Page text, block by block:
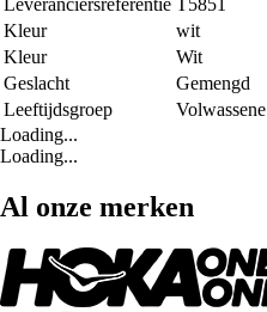
Leveranciersreferentie
T5851
Kleur
wit
Kleur
Wit
Geslacht
Gemengd
Leeftijdsgroep
Volwassene
Loading...
Loading...
Al onze merken